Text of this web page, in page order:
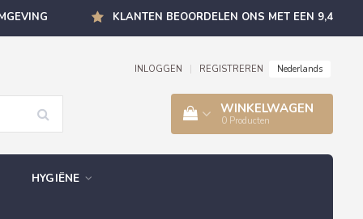
KLANTEN BEOORDELEN ONS MET EEN 9,4
INLOGGEN REGISTREREN Nederlands
WINKELWAGEN
0 Producten
HYGIËNE